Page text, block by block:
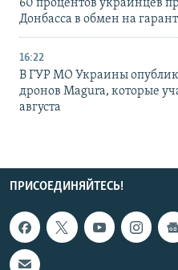
60 процентов украинцев
Донбасса в обмен на
16:22
В ГУР МО Украины
дронов Magura, которые
августа
ПРИСОЕДИНЯЙТЕСЬ!